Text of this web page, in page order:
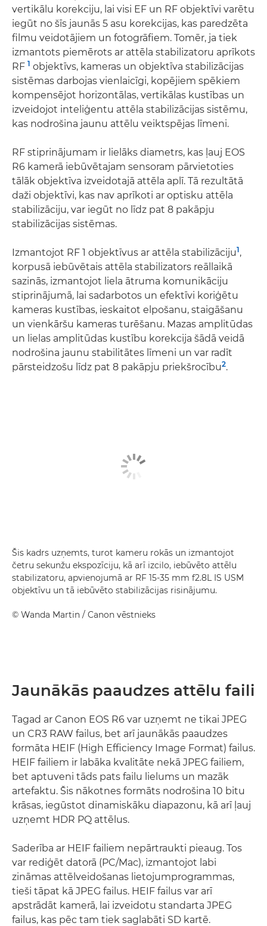
vertikālu korekciju, lai visi EF un RF objektīvi varētu
iegūt no šīs jaunās 5 asu korekcijas, kas paredzēta
filmu veidotājiem un fotogrāfiem. Tomēr, ja tiek
izmantots piemērots ar attēla stabilizatoru aprīkots
RF 1 objektīvs, kameras un objektīva stabilizācijas
sistēmas darbojas vienlaicīgi, kopējiem spēkiem
kompensējot horizontālas, vertikālas kustības un
izveidojot inteliģentu attēla stabilizācijas sistēmu,
kas nodrošina jaunu attēlu veiktspējas līmeni.
RF stiprinājumam ir lielāks diametrs, kas ļauj EOS
R6 kamerā iebūvētajam sensoram pārvietoties
tālāk objektīva izveidotajā attēla aplī. Tā rezultātā
daži objektīvi, kas nav aprīkoti ar optisku attēla
stabilizāciju, var iegūt no līdz pat 8 pakāpju
stabilizācijas sistēmas.
Izmantojot RF 1 objektīvus ar attēla stabilizāciju1,
korpusā iebūvētais attēla stabilizators reāllaikā
sazinās, izmantojot liela ātruma komunikāciju
stiprinājumā, lai sadarbotos un efektīvi koriģētu
kameras kustības, ieskaitot elpošanu, staigāšanu
un vienkāršu kameras turēšanu. Mazas amplitūdas
un lielas amplitūdas kustību korekcija šādā veidā
nodrošina jaunu stabilitātes līmeni un var radīt
pārsteidzošu līdz pat 8 pakāpju priekšrocību2.
Šis kadrs uzņemts, turot kameru rokās un izmantojot
četru sekunžu ekspozīciju, kā arī izcilo, iebūvēto attēlu
stabilizatoru, apvienojumā ar RF 15-35 mm f2.8L IS USM
objektīvu un tā iebūvēto stabilizācijas risinājumu.
© Wanda Martin / Canon vēstnieks
Jaunākās paaudzes attēlu faili
Tagad ar Canon EOS R6 var uzņemt ne tikai JPEG
un CR3 RAW failus, bet arī jaunākās paaudzes
formāta HEIF (High Efficiency Image Format) failus.
HEIF failiem ir labāka kvalitāte nekā JPEG failiem,
bet aptuveni tāds pats failu lielums un mazāk
artefaktu. Šis nākotnes formāts nodrošina 10 bitu
krāsas, iegūstot dinamiskāku diapazonu, kā arī ļauj
uzņemt HDR PQ attēlus.
Saderība ar HEIF failiem nepārtraukti pieaug. Tos
var rediģēt datorā (PC/Mac), izmantojot labi
zināmas attēlveidošanas lietojumprogrammas,
tieši tāpat kā JPEG failus. HEIF failus var arī
apstrādāt kamerā, lai izveidotu standarta JPEG
failus, kas pēc tam tiek saglabāti SD kartē.